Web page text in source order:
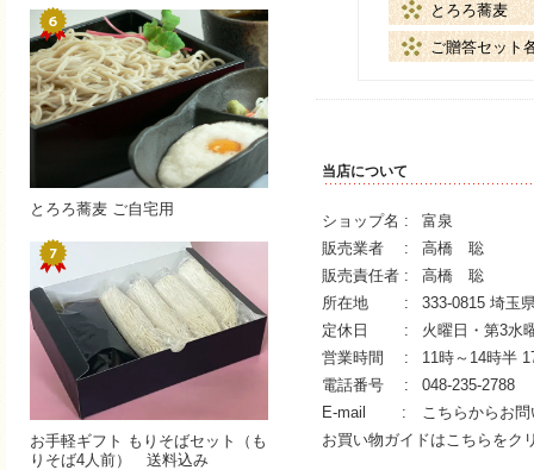
とろろ蕎麦
ご贈答セット
当店について
ショップ名 :
富泉
販売業者 :
高橋 聡
販売責任者 :
高橋 聡
所在地 :
333-0815 埼玉
定休日 :
火曜日・第3水
営業時間 :
11時～14時半
電話番号 :
048-235-2788
E-mail :
こちらからお
お買い物ガイドはこちらをク
とろろ蕎麦 ご自宅用
お手軽ギフト もりそばセット（も
りそば4人前） 送料込み